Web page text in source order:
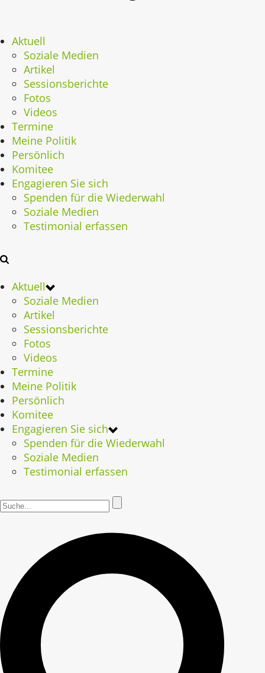
Aktuell
Soziale Medien
Artikel
Sessionsberichte
Fotos
Videos
Termine
Meine Politik
Persönlich
Komitee
Engagieren Sie sich
Spenden für die Wiederwahl
Soziale Medien
Testimonial erfassen
Aktuell
Soziale Medien
Artikel
Sessionsberichte
Fotos
Videos
Termine
Meine Politik
Persönlich
Komitee
Engagieren Sie sich
Spenden für die Wiederwahl
Soziale Medien
Testimonial erfassen